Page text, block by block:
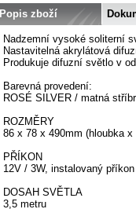
Popis zboží
Nadzemní vysoké soliterní
Nastavitelná akrylátová
Produkuje difuzní světlo v
Barevná provedení:
ROSÉ SILVER / matná
ROZMĚRY
86 x 78 x 490mm (hloubka
PŘÍKON
12V / 3W, instalovaný
DOSAH SVĚTLA
3,5 metru